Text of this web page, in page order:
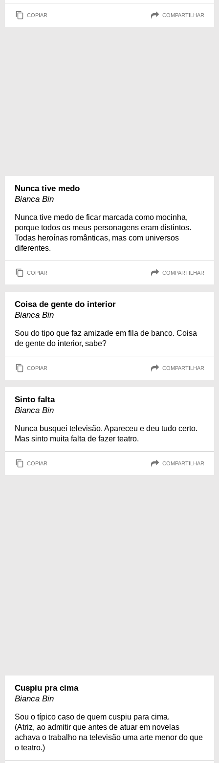
COPIAR COMPARTILHAR
Nunca tive medo
Bianca Bin
Nunca tive medo de ficar marcada como mocinha,
porque todos os meus personagens eram distintos.
Todas heroínas românticas, mas com universos
diferentes.
COPIAR COMPARTILHAR
Coisa de gente do interior
Bianca Bin
Sou do tipo que faz amizade em fila de banco. Coisa
de gente do interior, sabe?
COPIAR COMPARTILHAR
Sinto falta
Bianca Bin
Nunca busquei televisão. Apareceu e deu tudo certo.
Mas sinto muita falta de fazer teatro.
COPIAR COMPARTILHAR
Cuspiu pra cima
Bianca Bin
Sou o típico caso de quem cuspiu para cima.
(Atriz, ao admitir que antes de atuar em novelas
achava o trabalho na televisão uma arte menor do que
o teatro.)